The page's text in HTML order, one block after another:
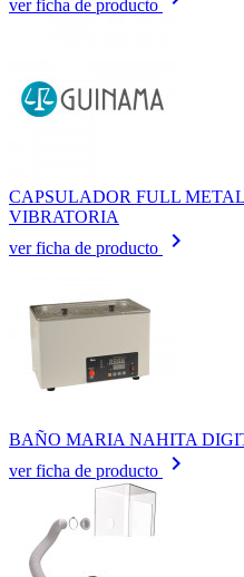
ver ficha de producto
CAPSULADOR FULL
VIBRATORIA
ver ficha de producto
keyboard_arrow_right
BAÑO MARIA NAHITA
ver ficha de producto
keyboard_arrow_right